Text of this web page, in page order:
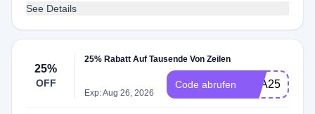
See Details
25%
OFF
25% Rabatt Auf Tausende Von Zeilen
Exp: Aug 26, 2026
Code abrufen TRA25